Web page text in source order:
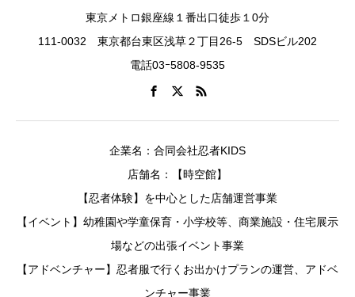
東京メトロ銀座線１番出口徒歩１0分
111-0032 東京都台東区浅草２丁目26-5 SDSビル202
電話03ｰ5808-9535
企業名：合同会社忍者KIDS
店舗名：【時空館】
【忍者体験】を中心とした店舗運営事業
【イベント】幼稚園や学童保育・小学校等、商業施設・住宅展示
場などの出張イベント事業
【アドベンチャー】忍者服で行くお出かけプランの運営、アドベ
ンチャー事業